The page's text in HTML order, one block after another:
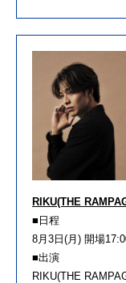
RIKU(THE
■日程
8月3日(月) 開場
■出演
RIKU(THE